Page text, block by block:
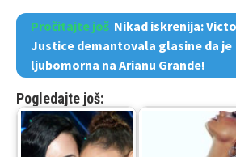
Pročitajte još Nikad iskrenija:
Justice demantovala glasine da je
ljubomorna na Arianu Grande!
Pogledajte još: